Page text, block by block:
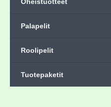
Oheistuotteet
Palapelit
Roolipelit
Tuotepaketit